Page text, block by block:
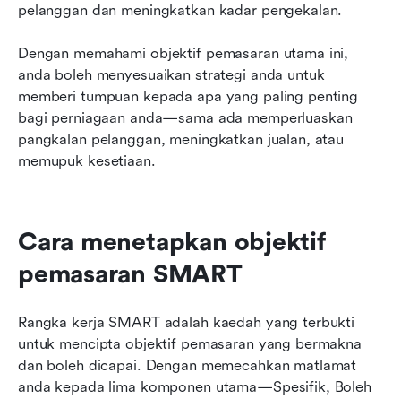
pelanggan dan meningkatkan kadar pengekalan.
Dengan memahami objektif pemasaran utama ini,
anda boleh menyesuaikan strategi anda untuk
memberi tumpuan kepada apa yang paling penting
bagi perniagaan anda—sama ada memperluaskan
pangkalan pelanggan, meningkatkan jualan, atau
memupuk kesetiaan.
Cara menetapkan objektif
pemasaran SMART
Rangka kerja SMART adalah kaedah yang terbukti
untuk mencipta objektif pemasaran yang bermakna
dan boleh dicapai. Dengan memecahkan matlamat
anda kepada lima komponen utama—Spesifik, Boleh